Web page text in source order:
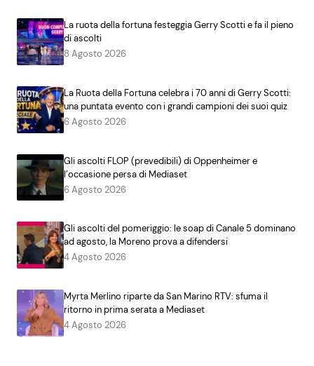
La ruota della fortuna festeggia Gerry Scotti e fa il pieno
di ascolti
8 Agosto 2026
La Ruota della Fortuna celebra i 70 anni di Gerry Scotti:
una puntata evento con i grandi campioni dei suoi quiz
6 Agosto 2026
Gli ascolti FLOP (prevedibili) di Oppenheimer e
l’occasione persa di Mediaset
6 Agosto 2026
Gli ascolti del pomeriggio: le soap di Canale 5 dominano
ad agosto, la Moreno prova a difendersi
4 Agosto 2026
Myrta Merlino riparte da San Marino RTV: sfuma il
ritorno in prima serata a Mediaset
4 Agosto 2026